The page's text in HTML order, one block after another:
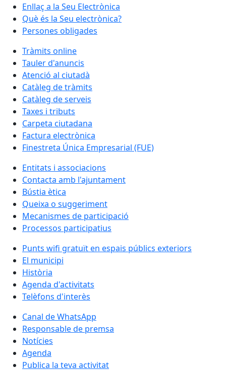
Enllaç a la Seu Electrònica
Què és la Seu electrònica?
Persones obligades
Tràmits online
Tauler d'anuncis
Atenció al ciutadà
Catàleg de tràmits
Catàleg de serveis
Taxes i tributs
Carpeta ciutadana
Factura electrònica
Finestreta Única Empresarial (FUE)
Entitats i associacions
Contacta amb l'ajuntament
Bústia ètica
Queixa o suggeriment
Mecanismes de participació
Processos participatius
Punts wifi gratuït en espais públics exteriors
El municipi
Història
Agenda d'activitats
Telèfons d'interès
Canal de WhatsApp
Responsable de premsa
Notícies
Agenda
Publica la teva activitat